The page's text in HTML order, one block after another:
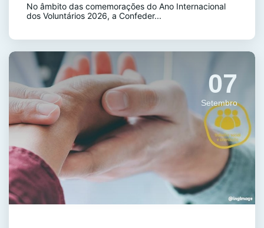
No âmbito das comemorações do Ano Internacional
dos Voluntários 2026, a Confeder...
07
Setembro